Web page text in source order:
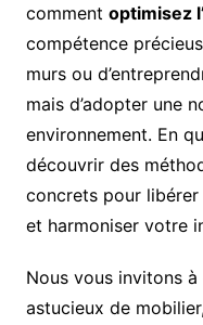
comment optimisez
compétence
murs ou
mais d’adopter une
environnement. En
découvrir des
concrets pour
et harmoniser votre
Nous vous invitons
astucieux de